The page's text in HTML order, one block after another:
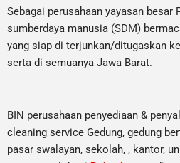
Sebagai perusahaan yayasan besar
sumberdaya manusia (SDM)
yang siap di terjunkan/ditugaskan
serta di semuanya Jawa Barat.
BIN perusahaan penyediaan &
cleaning service Gedung, gedung
pasar swalayan, sekolah, , kantor,